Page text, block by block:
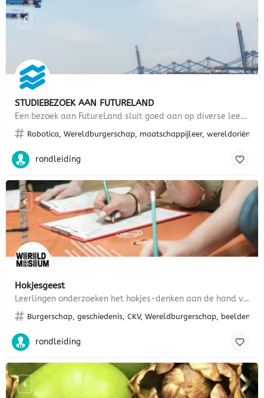
STUDIEBEZOEK AAN FUTURELAND
Een bezoek aan FutureLand sluit goed aan op diverse leerdoelen in het onderwijs. Voor alle leeftijden en…
Robotica, Wereldburgerschap, maatschappijleer,
€
rondleiding
Hokjesgeest
Leerlingen onderzoeken het hokjes-denken aan de hand van voorwerpen in de
Burgerschap, geschiedenis, CKV, Wereldburgerschap,
€
rondleiding
€